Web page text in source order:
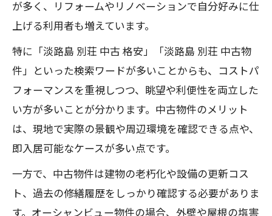
淡路島中古物件で管理が楽な土地を選ぶ
ポイント
淡路島別荘中古格安物件の維持費を抑え
る工夫
淡路島中古ログハウスで維持管理を楽し
む方法
淡路島別荘地物件と長期利用のしやすさ
を分析
が多く、リフォームやリノベーションで自分好みに仕
上げる利用者も増えています。
特に「淡路島 別荘 中古 格安」「淡路島 別荘 中古物
件」といった検索ワードが多いことからも、コストパ
フォーマンスを重視しつつ、眺望や利便性を両立した
い方が多いことが分かります。中古物件のメリット
は、現地で実際の景観や周辺環境を確認できる点や、
即入居可能なケースが多い点です。
一方で、中古物件は建物の老朽化や設備の更新コス
ト、過去の修繕履歴をしっかり確認する必要がありま
す。オーシャンビュー物件の場合、外壁や屋根の塩害